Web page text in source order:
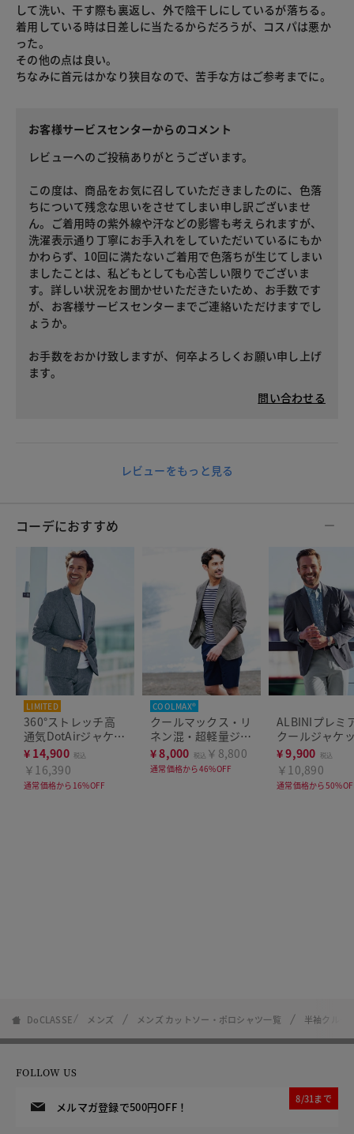
して洗い、干す際も裏返し、外で陰干しにしているが落ちる。
着用している時は日差しに当たるからだろうが、コスパは悪か
った。
その他の点は良い。
ちなみに首元はかなり狭目なので、苦手な方はご参考までに。
お客様サービスセンターからのコメント
レビューへのご投稿ありがとうございます。
この度は、商品をお気に召していただきましたのに、色落
ちについて残念な思いをさせてしまい申し訳ございませ
ん。ご着用時の紫外線や汗などの影響も考えられますが、
洗濯表示通り丁寧にお手入れをしていただいているにもか
かわらず、10回に満たないご着用で色落ちが生じてしまい
ましたことは、私どもとしても心苦しい限りでございま
す。詳しい状況をお聞かせいただきたいため、お手数です
が、お客様サービスセンターまでご連絡いただけますでし
ょうか。
お手数をおかけ致しますが、何卒よろしくお願い申し上げ
ます。
問い合わせる
レビューをもっと見る
コーデにおすすめ
LIMITED
360°ストレッチ高
通気DotAirジャケッ
ト
¥ 14,900 税込
￥16,390
通常価格から16%OFF
COOLMAX®
クールマックス・リ
ネン混・超軽量ジャ
ケット
¥8,000 税込 ￥8,800
通常価格から46%OFF
ALBINIプレミ
クールジャケ
¥9,900 税込
￥10,890
通常価格から
DoCLASSE メンズ メンズ カットソー・ポロシャツ一覧 半袖クルー
FOLLOW US
メルマガ登録で500円OFF！
8/31まで